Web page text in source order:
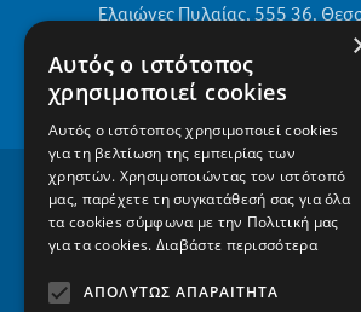
Ελαιώνες Πυλαίας, 555 36,
βρείτε μας στον χάρτη
Αυτός ο ιστότοπος
χρησιμοποιεί cookies
Αυτός ο ιστότοπος χρησιμοποιεί cookies
για τη βελτίωση της εμπειρίας των
χρηστών. Χρησιμοποιώντας τον ιστότοπό
μας, παρέχετε τη συγκατάθεσή σας για όλα
τα cookies σύμφωνα με την Πολιτική μας
για τα cookies. Διαβάστε περισσότερα
ΑΠΟΛΎΤΩΣ ΑΠΑΡΑΊΤΗΤΑ